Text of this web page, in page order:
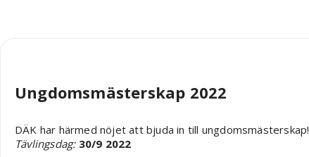
Ungdomsmästerskap 2022
DÄK har härmed nöjet att bjuda in till ungdomsmästerskap!
Tävlingsdag: 30/9 2022